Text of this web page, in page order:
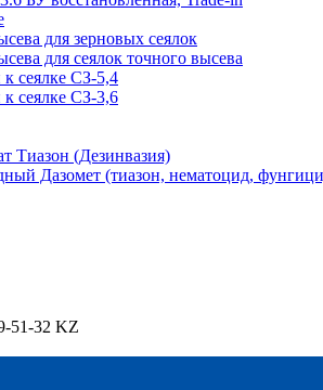
для зерновых сеялок
для сеялок точного высева
сеялке СЗ-5,4
сеялке СЗ-3,6
Тиазон (Дезинвазия)
Дазомет (тиазон, нематоцид,
51-32 KZ